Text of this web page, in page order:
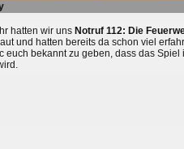
hatten wir uns Notruf 112: Die
und hatten bereits da schon viel
euch bekannt zu geben, dass das Spiel